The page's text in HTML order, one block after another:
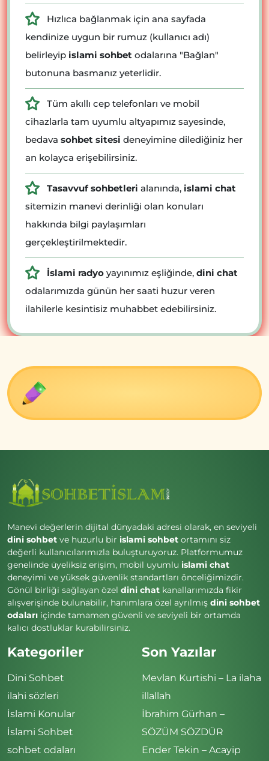
Hızlıca bağlanmak için ana sayfada
kendinize uygun bir rumuz (kullanıcı adı)
belirleyip islami sohbet odalarına "Bağlan"
butonuna basmanız yeterlidir.
Tüm akıllı cep telefonları ve mobil
cihazlarla tam uyumlu altyapımız sayesinde,
bedava sohbet sitesi deneyimine dilediğiniz her
an kolayca erişebilirsiniz.
Tasavvuf sohbetleri alanında, islami chat
sitemizin manevi derinliği olan konuları
hakkında bilgi paylaşımları
gerçekleştirilmektedir.
İslami radyo yayınımız eşliğinde, dini chat
odalarımızda günün her saati huzur veren
ilahilerle kesintisiz muhabbet edebilirsiniz.
Manevi değerlerin dijital dünyadaki adresi olarak, en seviyeli
dini sohbet ve huzurlu bir islami sohbet ortamını siz
değerli kullanıcılarımızla buluşturuyoruz. Platformumuz
genelinde üyeliksiz erişim, mobil uyumlu islami chat
deneyimi ve yüksek güvenlik standartları önceliğimizdir.
Gönül birliği sağlayan özel dini chat kanallarımızda fikir
alışverişinde bulunabilir, hanımlara özel ayrılmış dini sohbet
odaları içinde tamamen güvenli ve seviyeli bir ortamda
kalıcı dostluklar kurabilirsiniz.
Kategoriler
Dini Sohbet
ilahi sözleri
İslami Konular
İslami Sohbet
sohbet odaları
Son Yazılar
Mevlan Kurtishi – La ilaha
illallah
İbrahim Gürhan –
SÖZÜM SÖZDÜR
Ender Tekin – Acayip